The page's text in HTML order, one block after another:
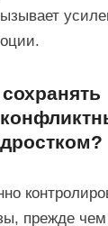
прежде чем